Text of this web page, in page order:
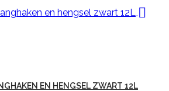

EN HENGSEL ZWART 12L